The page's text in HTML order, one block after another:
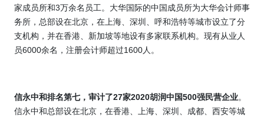
家成员所和3万余名员工。大华国际的中国成员所为大华会计师事
务所，总部设在北京，在上海、深圳、呼和浩特等城市设立了分
支机构，并在香港、新加坡等地设有多家联系机构。现有从业人
员6000余名，注册会计师超过1600人。
信永中和排名第七，审计了27家2020胡润中国500强民营企业。
信永中和总部设在北京，在香港、上海、深圳、成都、西安等城